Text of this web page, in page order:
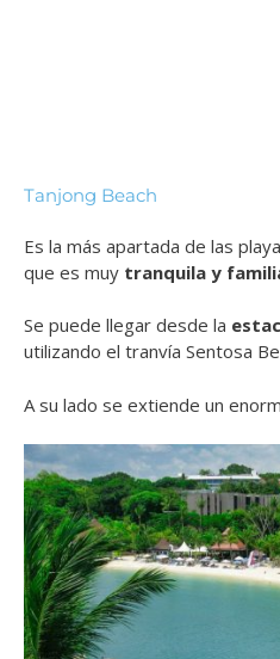
Tanjong Beach
Es la más apartada de las
que es muy tranquila y
Se puede llegar desde la
utilizando el tranvía Sentosa
A su lado se extiende un